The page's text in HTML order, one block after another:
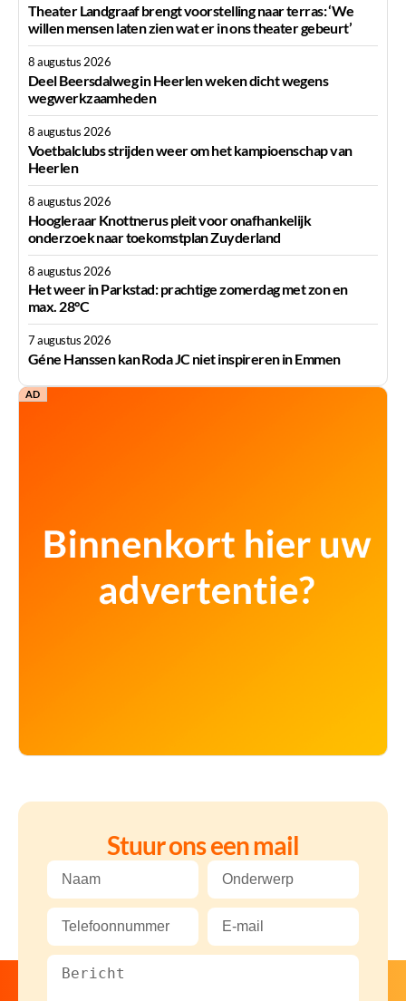
Theater Landgraaf brengt voorstelling naar terras: ‘We
willen mensen laten zien wat er in ons theater gebeurt’
8 augustus 2026
Deel Beersdalweg in Heerlen weken dicht wegens
wegwerkzaamheden
8 augustus 2026
Voetbalclubs strijden weer om het kampioenschap van
Heerlen
8 augustus 2026
Hoogleraar Knottnerus pleit voor onafhankelijk
onderzoek naar toekomstplan Zuyderland
8 augustus 2026
Het weer in Parkstad: prachtige zomerdag met zon en
max. 28°C
7 augustus 2026
Géne Hanssen kan Roda JC niet inspireren in Emmen
AD
Stuur ons een mail